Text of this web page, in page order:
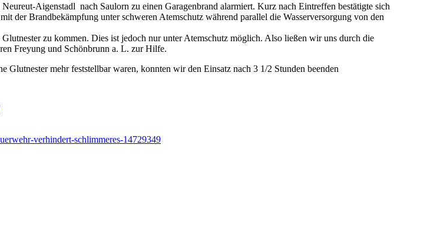
Aigenstadl nach Saulorn zu einen Garagenbrand alarmiert. Kurz nach Eintreffen bestätigte sich
der Brandbekämpfung unter schweren Atemschutz während parallel die Wasserversorgung von den
zu kommen. Dies ist jedoch nur unter Atemschutz möglich. Also ließen wir uns durch die
Freyung und Schönbrunn a. L. zur Hilfe.
mehr feststellbar waren, konnten wir den Einsatz nach 3 1/2 Stunden beenden
verhindert-schlimmeres-14729349